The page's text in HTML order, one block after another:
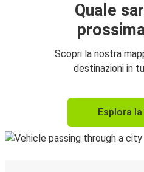
Quale
Scopri la nostra
destinazioni in
Esplora